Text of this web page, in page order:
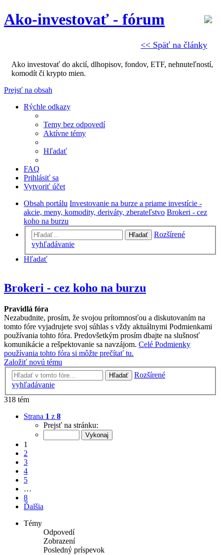
<< Späť na články
Ako-investovať - fórum
Ako investovať do akcií, dlhopisov, fondov, ETF, nehnuteľností,
komodít či krypto mien.
Prejsť na obsah
Rýchle odkazy
Temy bez odpovedí
Aktívne témy
Hľadať
FAQ
Prihlásiť sa
Vytvoriť účet
Obsah portálu Investovanie na burze a priame investície -
akcie, meny, komodity, deriváty, zberateľstvo Brokeri - cez
koho na burzu
Hľadať
Rozšírené
vyhľadávanie
Hľadať
Brokeri - cez koho na burzu
Pravidlá fóra
Nezabudnite, prosím, že svojou prítomnosťou a diskutovaním na
tomto fóre vyjadrujete svoj súhlas s vždy aktuálnymi Podmienkami
používania tohto fóra. Predovšetkým prosím dbajte na slušnosť
komunikácie a rešpektovanie sa navzájom. Celé Podmienky
používania tohto fóra si môžte prečítať tu.
Založiť novú tému
Hľadať
Rozšírené
vyhľadávanie
318 tém
Strana 1 z 8
Prejsť na stránku:
1
2
3
4
5
…
8
Ďalšia
Témy
Odpovedí
Zobrazení
Posledný príspevok